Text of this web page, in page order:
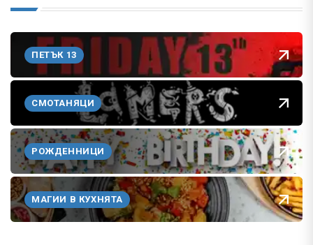
ПЕТЪК 13
СМОТАНЯЦИ
РОЖДЕННИЦИ
МАГИИ В КУХНЯТА